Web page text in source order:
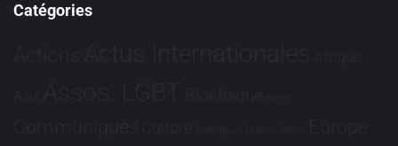
Catégories
Actions Actus Internationales Afrique
Asie Assos. LGBT Bioéthique Brève
Communiqués Culture Dialogues France-Brésil Europe